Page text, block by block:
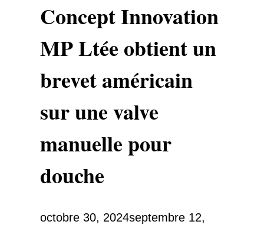
Concept Innovation
MP Ltée obtient un
brevet américain
sur une valve
manuelle pour
douche
octobre 30, 2024septembre 12,